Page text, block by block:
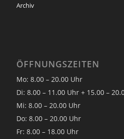
Archiv
ÖFFNUNGSZEITEN
Mo: 8.00 – 20.00 Uhr
Di: 8.00 – 11.00 Uhr + 15.00 –
Mi: 8.00 – 20.00 Uhr
Do: 8.00 – 20.00 Uhr
Fr: 8.00 – 18.00 Uhr